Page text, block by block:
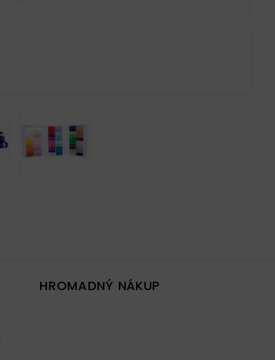
HROMADNÝ NÁKUP